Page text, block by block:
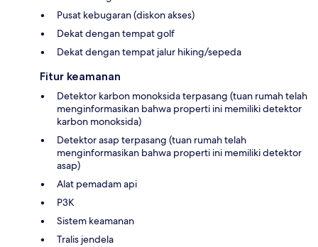
Pusat kebugaran (diskon akses)
Dekat dengan tempat golf
Dekat dengan tempat jalur hiking/sepeda
Fitur keamanan
Detektor karbon monoksida terpasang (tuan rumah telah
menginformasikan bahwa properti ini memiliki detektor
karbon monoksida)
Detektor asap terpasang (tuan rumah telah
menginformasikan bahwa properti ini memiliki detektor
asap)
Alat pemadam api
P3K
Sistem keamanan
Tralis jendela